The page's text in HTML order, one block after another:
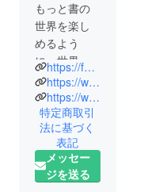
もっと書の
世界を楽し
めるよう
に。世界
に、日本ら
しい和の
かっこよさ
を広めてい
けるよう
に。そんな
思いを込め
https://funnybunny405.com/
https://www.instagram.com/zen_shodo/
https://www.facebook.com/zen.shodo
特定商取引
法に基づく
表記
メッセー
ジを送る